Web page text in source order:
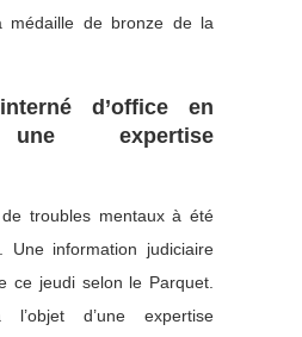
médaille de bronze de la
d’office en
une expertise
troubles mentaux à été
Une information judiciaire
ce jeudi selon le Parquet.
d’une expertise